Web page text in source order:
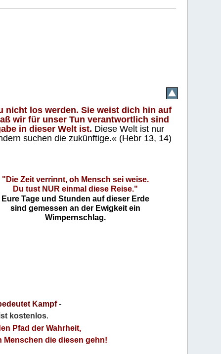
nicht los werden. Sie weist dich hin auf
wir für unser Tun verantwortlich sind
in dieser Welt ist. Diese Welt ist nur
suchen die zukünftige.« (Hebr 13, 14)
"Die Zeit verrinnt, oh Mensch sei weise.
Du tust NUR einmal diese Reise."
Eure Tage und Stunden auf dieser Erde
sind gemessen an der Ewigkeit ein
Wimpernschlag.
Kampf-
kostenlos.
Pfad der Wahrheit,
Menschen die diesen gehn!